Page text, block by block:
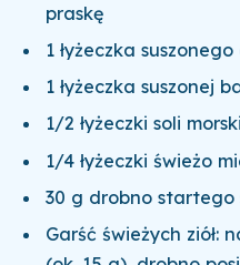
praskę
1 łyżeczka
1 łyżeczka suszonej
1/2 łyżeczki soli
1/4 łyżeczki świeżo
30 g drobno
Garść świeżych ziół: